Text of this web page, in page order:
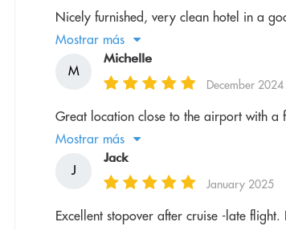
Nicely furnished, very clean hotel in a
Mostrar más
M
Michelle
December 2024
Great location close to the airport with a
Mostrar más
J
Jack
January 2025
Excellent stopover after cruise -late